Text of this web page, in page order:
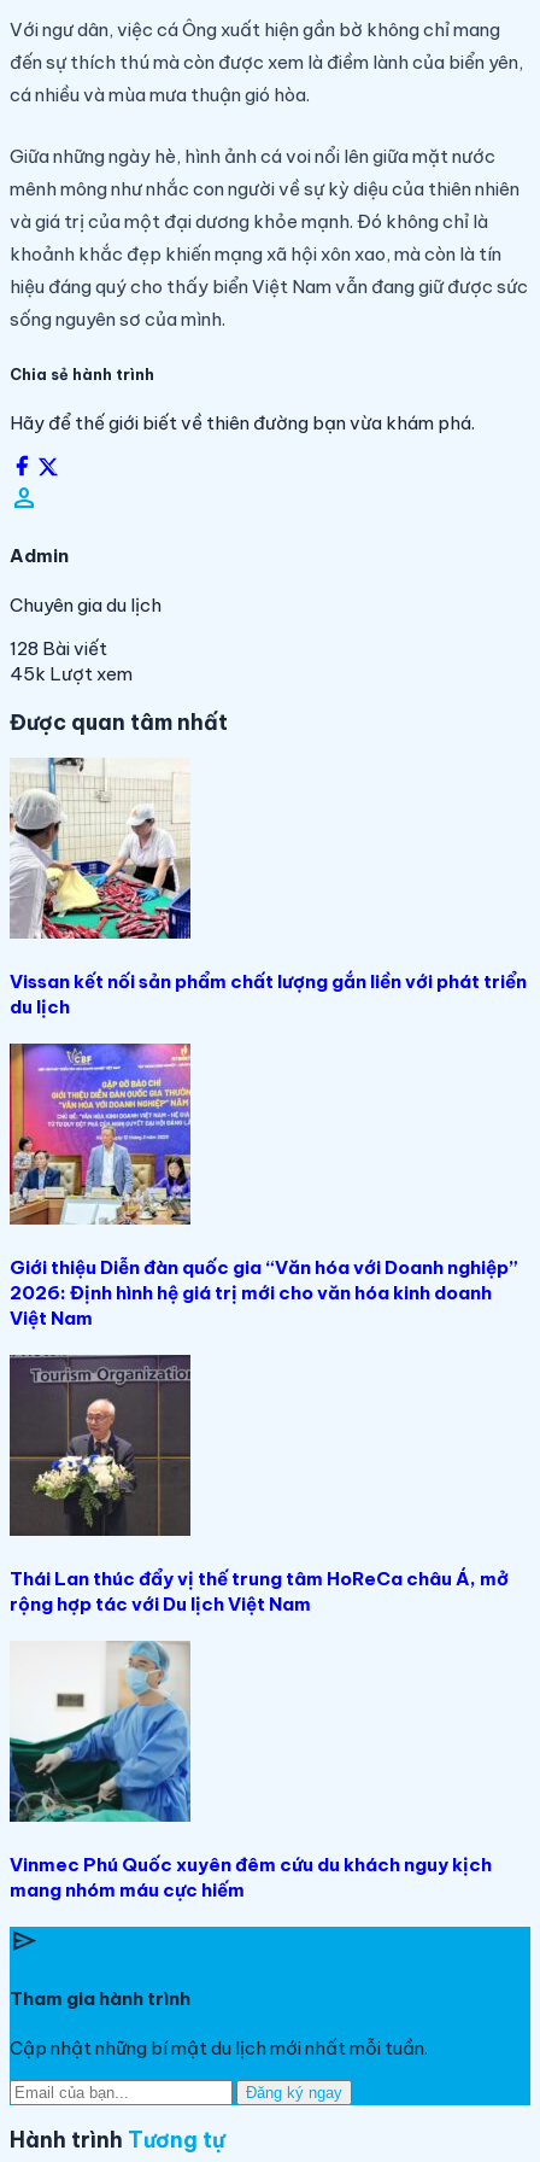
Với ngư dân, việc cá Ông xuất hiện gần bờ không chỉ mang
đến sự thích thú mà còn được xem là điềm lành của biển yên,
cá nhiều và mùa mưa thuận gió hòa.
Giữa những ngày hè, hình ảnh cá voi nổi lên giữa mặt nước
mênh mông như nhắc con người về sự kỳ diệu của thiên nhiên
và giá trị của một đại dương khỏe mạnh. Đó không chỉ là
khoảnh khắc đẹp khiến mạng xã hội xôn xao, mà còn là tín
hiệu đáng quý cho thấy biển Việt Nam vẫn đang giữ được sức
sống nguyên sơ của mình.
Chia sẻ hành trình
Hãy để thế giới biết về thiên đường bạn vừa khám phá.
person_filled
Admin
Chuyên gia du lịch
128 Bài viết
45k Lượt xem
Được quan tâm nhất
Vissan kết nối sản phẩm chất lượng gắn liền với phát triển
du lịch
Giới thiệu Diễn đàn quốc gia “Văn hóa với Doanh nghiệp”
2026: Định hình hệ giá trị mới cho văn hóa kinh doanh
Việt Nam
Thái Lan thúc đẩy vị thế trung tâm HoReCa châu Á, mở
rộng hợp tác với Du lịch Việt Nam
Vinmec Phú Quốc xuyên đêm cứu du khách nguy kịch
mang nhóm máu cực hiếm
send
Tham gia hành trình
Cập nhật những bí mật du lịch mới nhất mỗi tuần.
Đăng ký ngay
Hành trình Tương tự